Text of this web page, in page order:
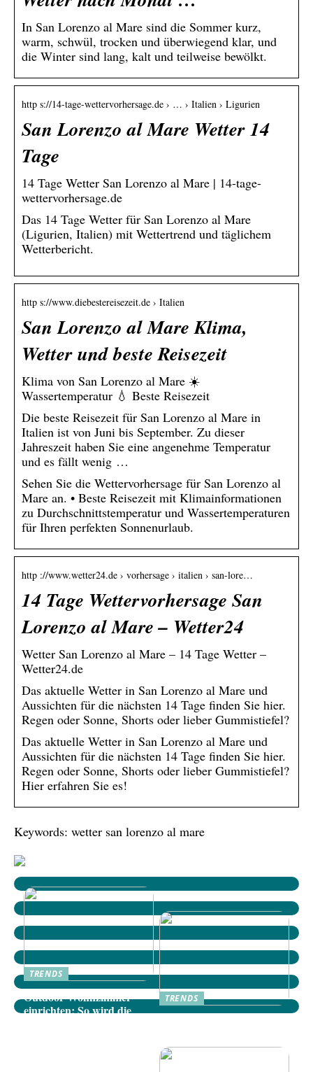
In San Lorenzo al Mare sind die Sommer kurz,
warm, schwül, trocken und überwiegend klar, und
die Winter sind lang, kalt und teilweise bewölkt.
http s://14-tage-wettervorhersage.de › … › Italien › Ligurien
San Lorenzo al Mare Wetter 14
Tage
14 Tage Wetter San Lorenzo al Mare | 14-tage-
wettervorhersage.de
Das 14 Tage Wetter für San Lorenzo al Mare
(Ligurien, Italien) mit Wettertrend und täglichem
Wetterbericht.
http s://www.diebestereisezeit.de › Italien
San Lorenzo al Mare Klima,
Wetter und beste Reisezeit
Klima von San Lorenzo al Mare ☀️
Wassertemperatur 💧 Beste Reisezeit
Die beste Reisezeit für San Lorenzo al Mare in
Italien ist von Juni bis September. Zu dieser
Jahreszeit haben Sie eine angenehme Temperatur
und es fällt wenig …
Sehen Sie die Wettervorhersage für San Lorenzo al
Mare an. • Beste Reisezeit mit Klimainformationen
zu Durchschnittstemperatur und Wassertemperaturen
für Ihren perfekten Sonnenurlaub.
http ://www.wetter24.de › vorhersage › italien › san-lore…
14 Tage Wettervorhersage San
Lorenzo al Mare – Wetter24
Wetter San Lorenzo al Mare – 14 Tage Wetter –
Wetter24.de
Das aktuelle Wetter in San Lorenzo al Mare und
Aussichten für die nächsten 14 Tage finden Sie hier.
Regen oder Sonne, Shorts oder lieber Gummistiefel?
Das aktuelle Wetter in San Lorenzo al Mare und
Aussichten für die nächsten 14 Tage finden Sie hier.
Regen oder Sonne, Shorts oder lieber Gummistiefel?
Hier erfahren Sie es!
Keywords: wetter san lorenzo al mare
TRENDS
Outdoor-Wohnzimmer
einrichten: So wird die
TRENDS